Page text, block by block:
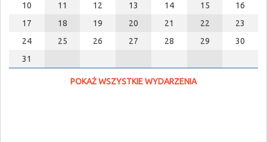
10
11 12 13 14 15
16
17
18 19 20 21 22
23
24
25 26 27 28 29
30
31
POKAŻ WSZYSTKIE WYDARZENIA